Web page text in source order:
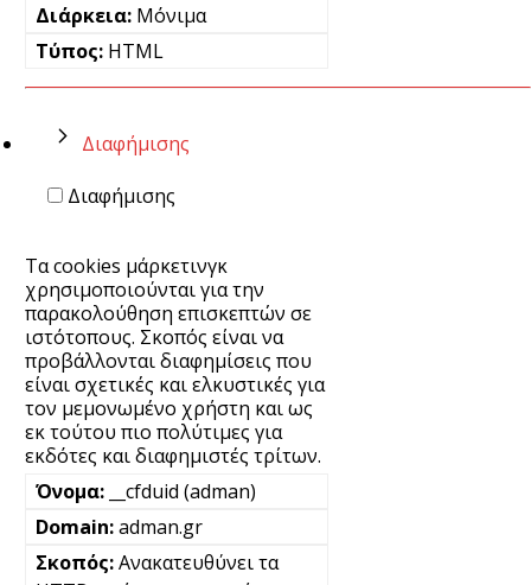
Μόνιμα
HTML
Διαφήμισης
Διαφήμισης
Τα cookies μάρκετινγκ
χρησιμοποιούνται για την
παρακολούθηση επισκεπτών σε
ιστότοπους. Σκοπός είναι να
προβάλλονται διαφημίσεις που
είναι σχετικές και ελκυστικές για
τον μεμονωμένο χρήστη και ως
εκ τούτου πιο πολύτιμες για
εκδότες και διαφημιστές τρίτων.
__cfduid (adman)
adman.gr
Ανακατευθύνει τα